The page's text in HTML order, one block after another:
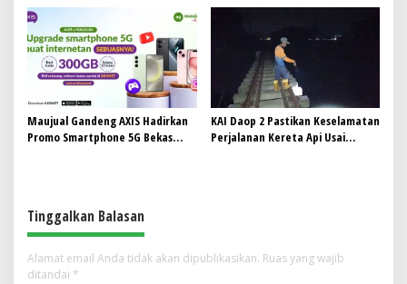
Impian
Maujual Gandeng AXIS Hadirkan
Promo Smartphone 5G Bekas
KAI Daop 2 Pastikan Keselamatan
Perjalanan Kereta Api Usai
Tinggalkan Balasan
Alamat email Anda tidak akan dipublikasikan. Ruas yang wajib
ditandai *